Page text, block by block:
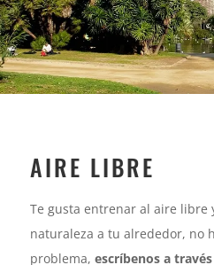
AIRE LIBRE
Te gusta entrenar al aire libre
naturaleza a tu alrededor, no
problema,escríbenos a